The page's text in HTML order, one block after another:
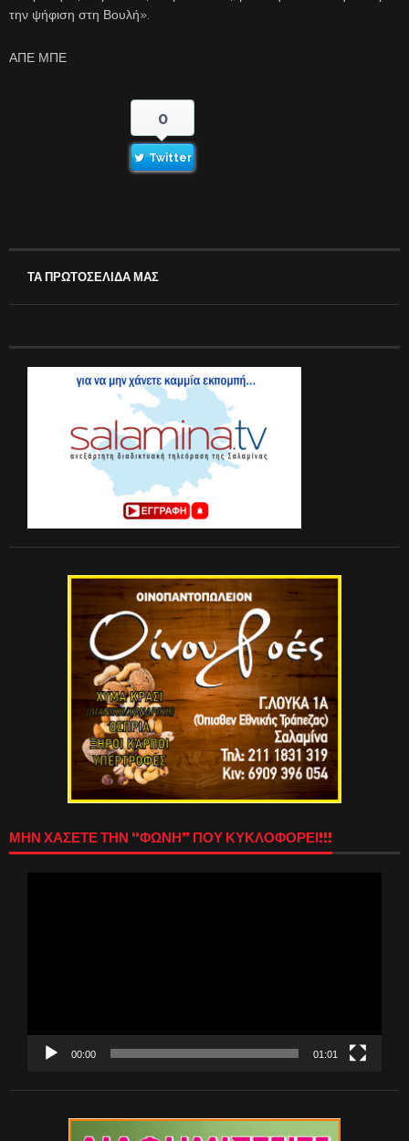
την ψήφιση στη Βουλή».
ΑΠΕ ΜΠΕ
0
Twitter
ΤΑ ΠΡΩΤΟΣΕΛΙΔΑ ΜΑΣ
ΜΗΝ ΧΑΣΕΤΕ ΤΗΝ “ΦΩΝΗ” ΠΟΥ ΚΥΚΛΟΦΟΡΕΙ!!!
00:00 01:01